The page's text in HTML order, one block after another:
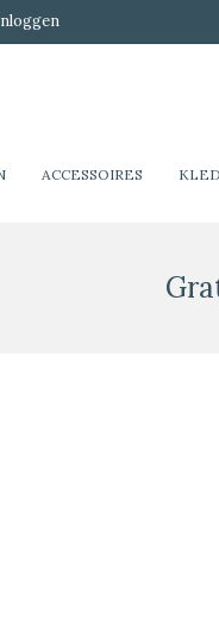
ACCESSOIRES